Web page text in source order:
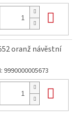
oranž návěstní
9990000005673